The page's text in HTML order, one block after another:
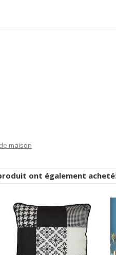
maison
ont également